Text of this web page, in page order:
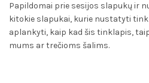
Papildomai prie sesijos slapukų ir
kitokie slapukai, kurie nustatyti
aplankyti, kaip kad šis tinklapis,
mums ar trečioms šalims.